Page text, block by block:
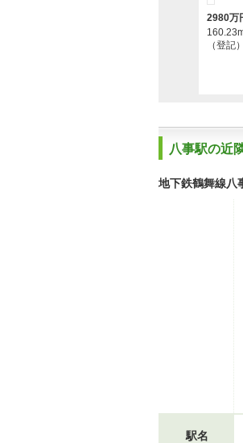
2980万
（登記）
八事駅の近
地下鉄鶴舞線八
駅名